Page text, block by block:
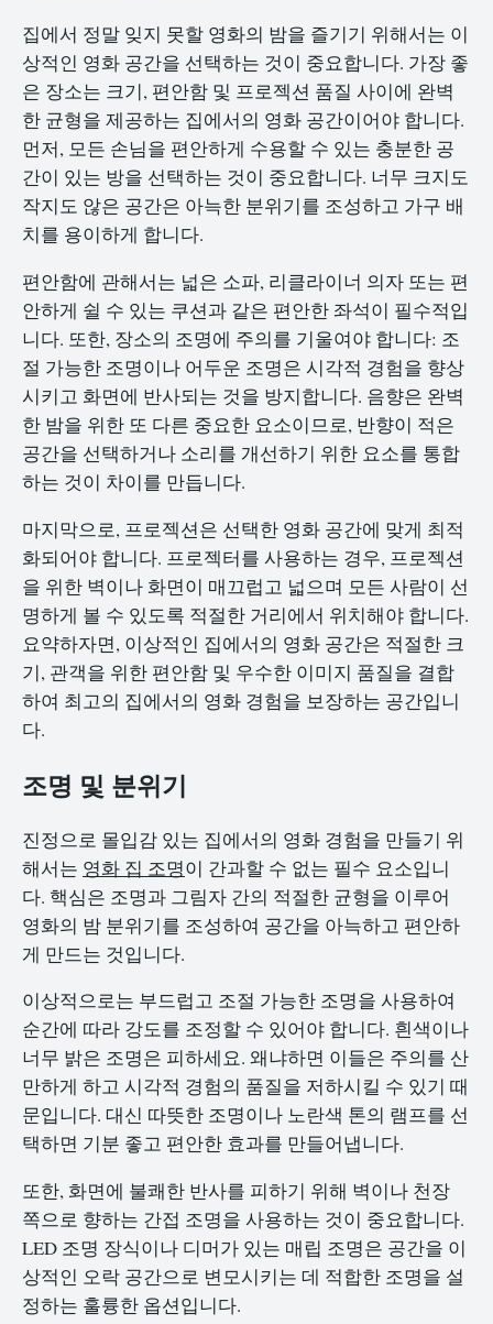
집에서 정말 잊지 못할 영화의 밤을 즐기기 위해서는 이
상적인 영화 공간을 선택하는 것이 중요합니다. 가장 좋
은 장소는 크기, 편안함 및 프로젝션 품질 사이에 완벽
한 균형을 제공하는 집에서의 영화 공간이어야 합니다.
먼저, 모든 손님을 편안하게 수용할 수 있는 충분한 공
간이 있는 방을 선택하는 것이 중요합니다. 너무 크지도
작지도 않은 공간은 아늑한 분위기를 조성하고 가구 배
치를 용이하게 합니다.
편안함에 관해서는 넓은 소파, 리클라이너 의자 또는 편
안하게 쉴 수 있는 쿠션과 같은 편안한 좌석이 필수적입
니다. 또한, 장소의 조명에 주의를 기울여야 합니다: 조
절 가능한 조명이나 어두운 조명은 시각적 경험을 향상
시키고 화면에 반사되는 것을 방지합니다. 음향은 완벽
한 밤을 위한 또 다른 중요한 요소이므로, 반향이 적은
공간을 선택하거나 소리를 개선하기 위한 요소를 통합
하는 것이 차이를 만듭니다.
마지막으로, 프로젝션은 선택한 영화 공간에 맞게 최적
화되어야 합니다. 프로젝터를 사용하는 경우, 프로젝션
을 위한 벽이나 화면이 매끄럽고 넓으며 모든 사람이 선
명하게 볼 수 있도록 적절한 거리에서 위치해야 합니다.
요약하자면, 이상적인 집에서의 영화 공간은 적절한 크
기, 관객을 위한 편안함 및 우수한 이미지 품질을 결합
하여 최고의 집에서의 영화 경험을 보장하는 공간입니
다.
조명 및 분위기
진정으로 몰입감 있는 집에서의 영화 경험을 만들기 위
해서는 영화 집 조명이 간과할 수 없는 필수 요소입니
다. 핵심은 조명과 그림자 간의 적절한 균형을 이루어
영화의 밤 분위기를 조성하여 공간을 아늑하고 편안하
게 만드는 것입니다.
이상적으로는 부드럽고 조절 가능한 조명을 사용하여
순간에 따라 강도를 조정할 수 있어야 합니다. 흰색이나
너무 밝은 조명은 피하세요. 왜냐하면 이들은 주의를 산
만하게 하고 시각적 경험의 품질을 저하시킬 수 있기 때
문입니다. 대신 따뜻한 조명이나 노란색 톤의 램프를 선
택하면 기분 좋고 편안한 효과를 만들어냅니다.
또한, 화면에 불쾌한 반사를 피하기 위해 벽이나 천장
쪽으로 향하는 간접 조명을 사용하는 것이 중요합니다.
LED 조명 장식이나 디머가 있는 매립 조명은 공간을 이
상적인 오락 공간으로 변모시키는 데 적합한 조명을 설
정하는 훌륭한 옵션입니다.